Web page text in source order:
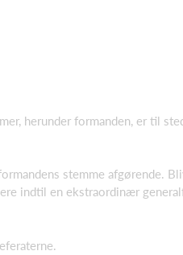
herunder formanden, er til
stemme afgørende.
indtil en ekstraordinær